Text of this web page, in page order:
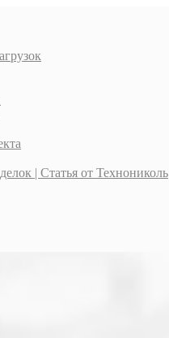
| Статья от Технониколь